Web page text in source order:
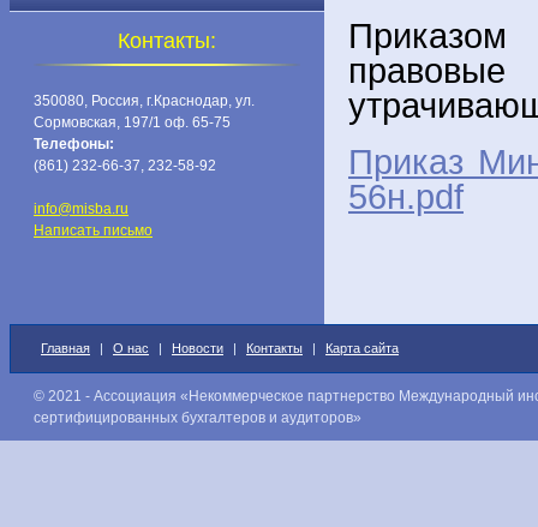
Контакты:
350080, Россия, г.Краснодар, ул.
Сормовская, 197/1 оф. 65-75
Телефоны:
(861) 232-66-37, 232-58-92
info@misba.ru
Написать письмо
Приказ
56н.pdf
Главная | О нас | Новости | Контакты | Карта сайта
© 2021 - Ассоциация «Некоммерческое партнерство Международный
сертифицированных бухгалтеров и аудиторов»